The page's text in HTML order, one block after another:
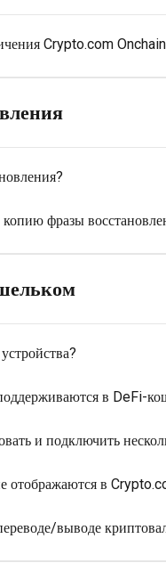
Crypto.com Onchain
копию фразы
в DeFi-
и подключить
отображаются в
выводе